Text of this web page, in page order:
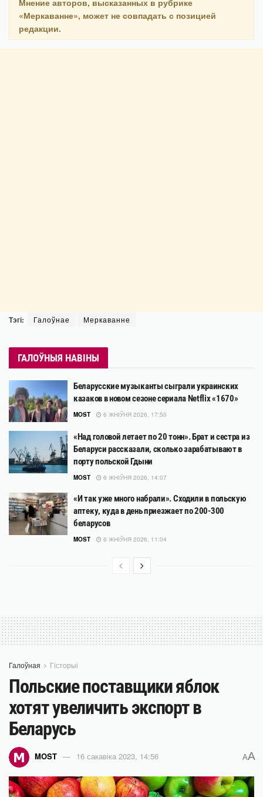
Мнение авторов, высказанных в рубрике
«Меркаванне», может не совпадать с позицией
редакции.
Тэгі: Галоўнае Меркаванне
ГАЛОЎНЫЯ НАВІНЫ
Беларусские музыканты сыграли украинских
казаков в новом сезоне сериала Netflix «1670»
MOST 6 ЖНІЎНЯ 2026, 17:50
«Над головой летает по 20 тонн». Брат и сестра из
Беларуси рассказали, сколько зарабатывают в
порту польской Гдыни
MOST 6 ЖНІЎНЯ 2026, 14:07
«И так уже много набрали». Сходили в польскую
аптеку, куда в день приезжает по 200-300
беларусов
MOST 6 ЖНІЎНЯ 2026, 11:04
Галоўная Гісторыі
Польские поставщики яблок
хотят увеличить экспорт в
Беларусь
MOST 16 сакавіка 2023, 14:56 AA